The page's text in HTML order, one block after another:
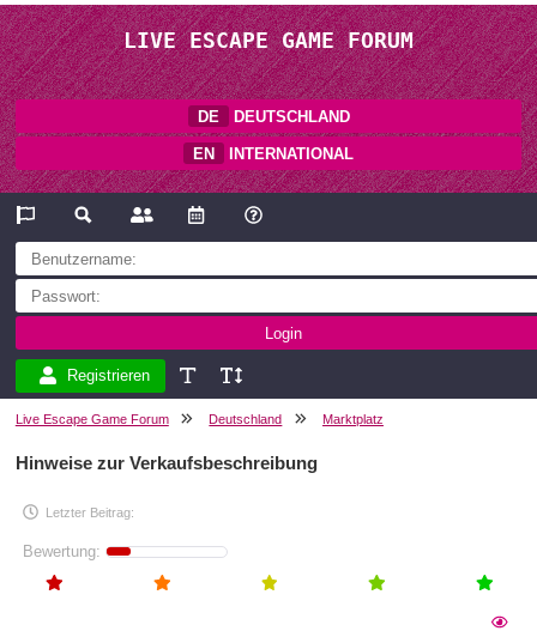
LIVE ESCAPE GAME FORUM
DE DEUTSCHLAND
EN INTERNATIONAL
Registrieren
Live Escape Game Forum Deutschland Marktplatz
Hinweise zur Verkaufsbeschreibung
Letzter Beitrag:
Bewertung: